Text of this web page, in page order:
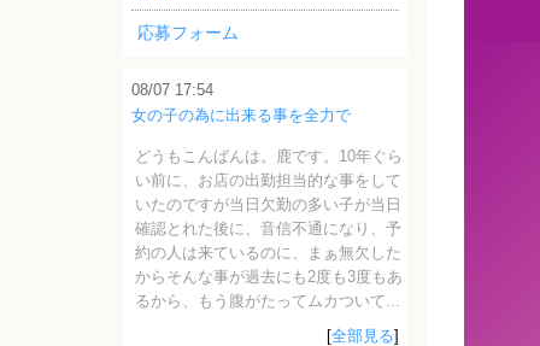
応募フォーム
08/07 17:54
女の子の為に出来る事を全力で
どうもこんばんは。鹿です。10年ぐら
い前に、お店の出勤担当的な事をして
いたのですが当日欠勤の多い子が当日
確認とれた後に、音信不通になり、予
約の人は来ているのに、まぁ無欠した
からそんな事が過去にも2度も3度もあ
るから、もう腹がたってムカついて...
[全部見る]